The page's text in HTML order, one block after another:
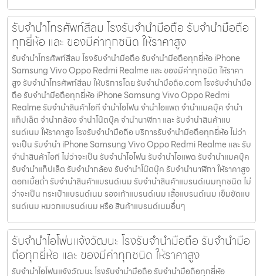
รับจำนำโทรศัพท์สีลม โรงรับจำนำมือถือ รับจำนำมือถือ
ทุกยี่ห้อ และ ของมีค่าทุกชนิด ให้ราคาสูง
รับจำนำโทรศัพท์สีลม โรงรับจำนำมือถือ รับจำนำมือถือทุกยี่ห้อ iPhone
Samsung Vivo Oppo Redmi Realme และ ของมีค่าทุกชนิด ให้ราคา
สูง รับจำนำโทรศัพท์สีลม ให้บริการโดย รับจํานํามือถือ.com โรงรับจำนำมือ
ถือ รับจำนำมือถือทุกยี่ห้อ iPhone Samsung Vivo Oppo Redmi
Realme รับจำนำสินค้าไอที จำนำไอโฟน จำนำไอแพด จำนำแมคบุ๊ค จำนำ
แท็ปเล็ต จำนำกล้อง จำนำโน๊ตบุ๊ค จำนำนาฬิกา และ รับจำนำสินค้าแบ
รนด์เนม ให้ราคาสูง โรงรับจำนำมือถือ บริการรับจำนำมือถือทุกยี่ห้อ ไม่ว่า
จะเป็น รับจำนำ iPhone Samsung Vivo Oppo Redmi Realme และ รับ
จำนำสินค้าไอที ไม่ว่าจะเป็น รับจำนำไอโฟน รับจำนำไอแพด รับจำนำแมคบุ๊ค
รับจำนำแท็ปเล็ต รับจำนำกล้อง รับจำนำโน๊ตบุ๊ค รับจำนำนาฬิกา ให้ราคาสูง
ดอกเบี้ยต่ำ รับจำนำสินค้าแบรนด์เนม รับจำนำสินค้าแบรนด์เนมทุกชนิด ไม่
ว่าจะเป็น กระเป๋าแบรนด์เนม รองเท้าแบรนด์เนม เสื้อแบรนด์เนม เข็มขัดแบ
รนด์เนม หมวกแบรนด์เนม หรือ สินค้าแบรนด์เนมอื่นๆ
รับจำนำไอโฟนแจ้งวัฒนะ โรงรับจำนำมือถือ รับจำนำมือ
ถือทุกยี่ห้อ และ ของมีค่าทุกชนิด ให้ราคาสูง
รับจำนำไอโฟนแจ้งวัฒนะ โรงรับจำนำมือถือ รับจำนำมือถือทุกยี่ห้อ